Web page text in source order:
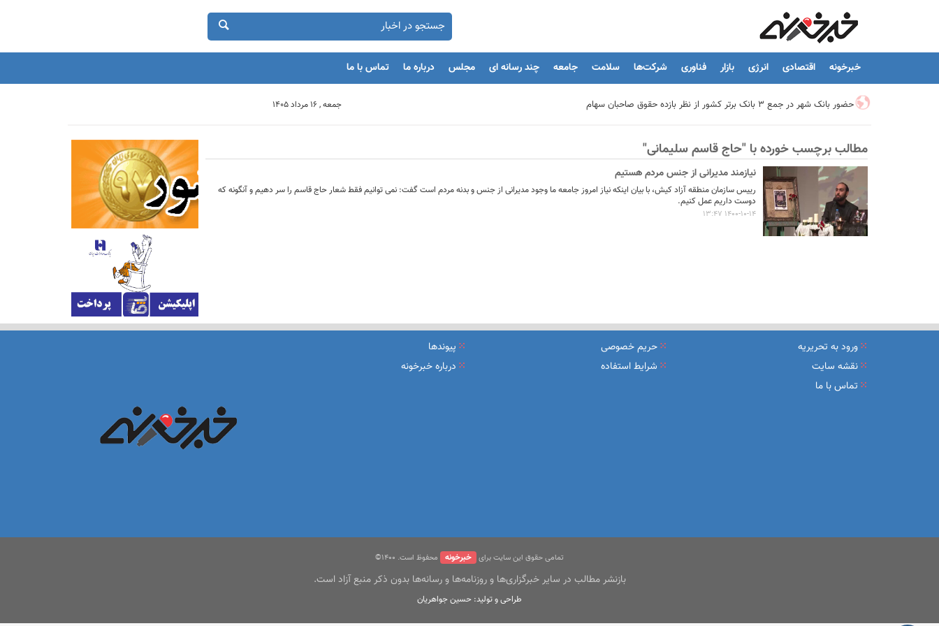
خبرخونه اقتصادی انرژی بازار فناوری شرکت‌ها سلامت جامعه چند رسانه ای مجلس درباره ما تماس با ما
حضور بانک شهر در جمع ۳ بانک برتر کشور از نظر بازده حقوق صاحبان سهام
تیما، محصول جدید بانك ملت؛ ابزاری برای كمك به مدیریت مالی بنگاه های اقتصادی
توسعه درمانگاه فوق تخصصی بیمارستان بهارلو با حمایت بانک سامان
هشدار نایب رئیس اتحادیه املاک: فروش متری مسکن می‌تواند سرمایه‌گذاران را با بحران مواجه کند
عقد تفاهم نامه عرضه محصول «مستمری مادام العمر ارس» بین شرکت بیمه باران و گروه صنعتی انتخاب
جمعه , 16 مرداد 1405
مطالب برچسب خورده با "حاج قاسم سلیمانی"
نیازمند مدیرانی از جنس مردم هستیم
رییس سازمان منطقه آزاد کیش، با بیان اینکه نیاز امروز جامعه ما وجود مدیرانی از جنس و بدنه مردم است گفت: نمی توانیم فقط شعار حاج قاسم را سر دهیم و آنگونه که
دوست داریم عمل کنیم.
1400-10-14 13:47
ورود به تحریریه
نقشه سایت
تماس با ما
حریم خصوصی
شرایط استفاده
پیوندها
درباره خبرخونه
تمامی حقوق این سایت برای خبرخونه محفوظ است. ۱400©
بازنشر مطالب در سایر خبرگزاری‌ها و روزنامه‌ها و رسانه‌ها بدون ذکر منبع آزاد است.
طراحی و تولید: حسین جواهریان